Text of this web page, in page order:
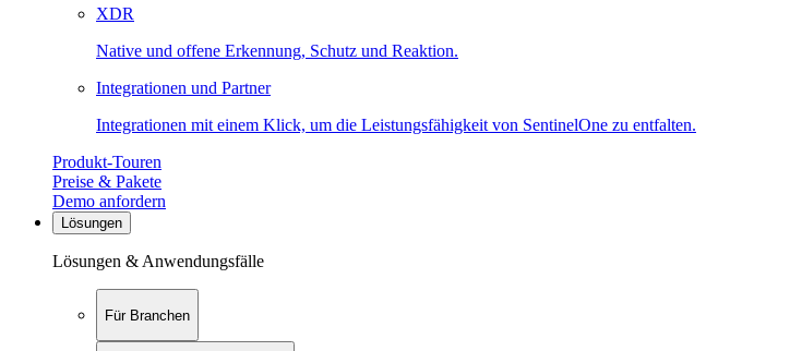
XDR
Native und offene Erkennung, Schutz und Reaktion.
Integrationen und Partner
Integrationen mit einem Klick, um die Leistungsfähigkeit von SentinelOne zu entfalten.
Produkt-Touren
Preise & Pakete
Demo anfordern
Lösungen
Lösungen & Anwendungsfälle
Für Branchen